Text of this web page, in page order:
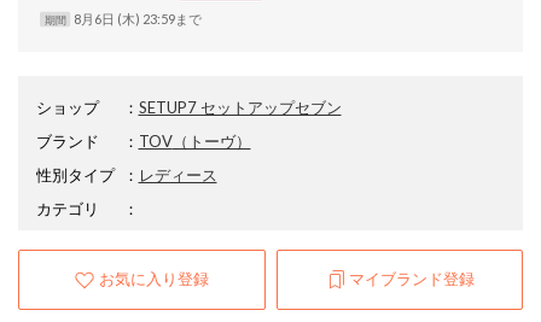
期間 8月6日 (木) 23:59まで
ショップ ： SETUP7 セットアップセブン
ブランド
： TOV（トーヴ）
性別タイプ
： レディース
カテゴリ
：
お気に入り登録 マイブランド登録